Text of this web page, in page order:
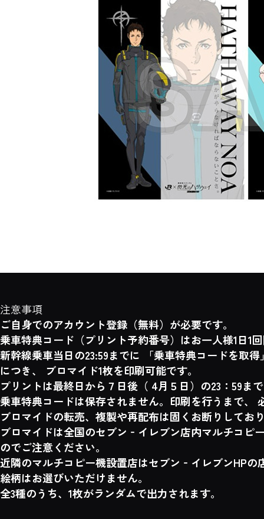
注意事項
ご自身でのアカウント登録（無料）が必要です。​
乗車特典コード（プリント予約番号）はお一人様1日1
新幹線乗車当日の23:59までに 「乗車特典コードを取
につき、 ブロマイド1枚を印刷可能です。
プリントは最終日から７日後（ 4月５日）の23：59ま
乗車特典コードは保存されません。印刷を行うまで、
ブロマイドの転売、複製や再配布は固くお断りしてお
ブロマイドは全国のセブン‐イレブン店内マルチコピ
のでご注意ください。
近隣のマルチコピー機設置店はセブン‐イレブンHPの
絵柄はお選びいただけません。
全3種のうち、1枚がランダムで出力されます。